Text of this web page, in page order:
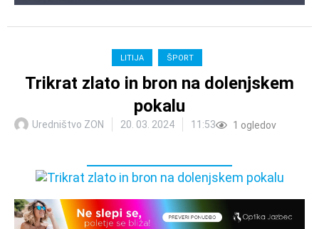
LITIJA ŠPORT
Trikrat zlato in bron na dolenjskem
pokalu
Uredništvo ZON 20. 03. 2024 11:53 1 ogledov